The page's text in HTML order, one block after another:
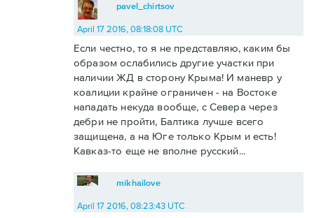
pavel_chirtsov
April 17 2016, 08:18:08 UTC
Если честно, то я не представляю, каким бы
образом ослабились другие участки при
наличии ЖД в сторону Крыма! И маневр у
коалиции крайне ограничен - на Востоке
нападать некуда вообще, с Севера через
дебри не пройти, Балтика лучше всего
защищена, а на Юге только Крым и есть!
Кавказ-то еще не вполне русский...
mikhailove
April 17 2016, 08:23:43 UTC